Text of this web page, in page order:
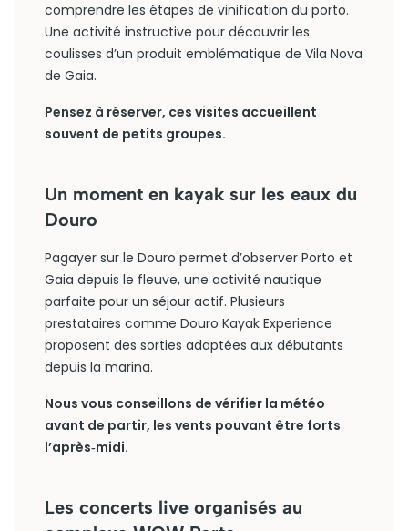
comprendre les étapes de vinification du porto.
Une activité instructive pour découvrir les
coulisses d’un produit emblématique de Vila Nova
de Gaia.
Pensez à réserver, ces visites accueillent
souvent de petits groupes.
Un moment en kayak sur les eaux du
Douro
Pagayer sur le Douro permet d’observer Porto et
Gaia depuis le fleuve, une activité nautique
parfaite pour un séjour actif. Plusieurs
prestataires comme Douro Kayak Experience
proposent des sorties adaptées aux débutants
depuis la marina.
Nous vous conseillons de vérifier la météo
avant de partir, les vents pouvant être forts
l’après‑midi.
Les concerts live organisés au